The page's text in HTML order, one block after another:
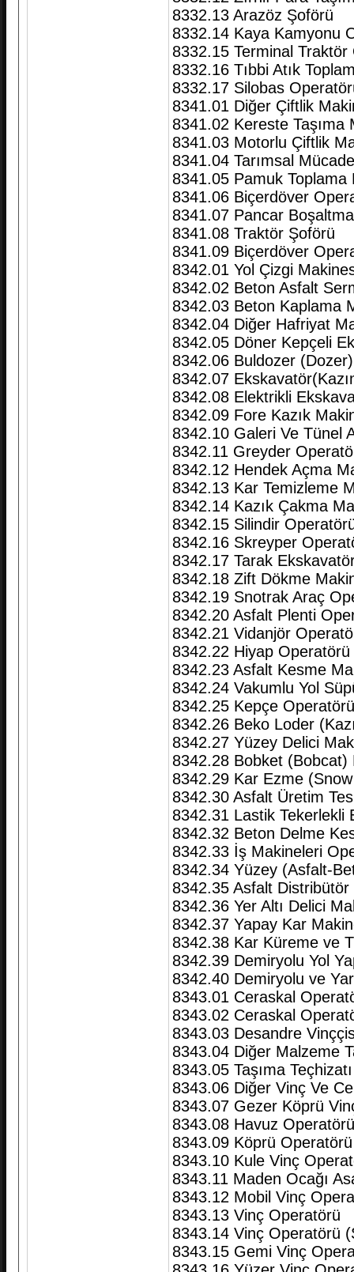
8332.13 Arazöz Şoförü
8332.14 Kaya Kamyonu
8332.15 Terminal
8332.16 Tıbbi Atık
8332.17 Silobas
8341.01 Diğer Çiftlik
8341.02 Kereste Taşıma
8341.03 Motorlu Çiftlik
8341.04 Tarımsal
8341.05 Pamuk
8341.06 Biçerdöver
8341.07 Pancar
8341.08 Traktör Şoförü
8341.09 Biçerdöver
8342.01 Yol Çizgi
8342.02 Beton Asfalt
8342.03 Beton Kaplama
8342.04 Diğer Hafriyat
8342.05 Döner Kepçeli
8342.06 Buldozer
8342.07
8342.08 Elektrikli
8342.09 Fore Kazık
8342.10 Galeri Ve Tünel
8342.11 Greyder
8342.12 Hendek Açma
8342.13 Kar Temizleme
8342.14 Kazık Çakma
8342.15 Silindir
8342.16 Skreyper
8342.17 Tarak
8342.18 Zift Dökme
8342.19 Snotrak Araç
8342.20 Asfalt Plenti
8342.21 Vidanjör
8342.22 Hiyap Operatörü
8342.23 Asfalt Kesme
8342.24 Vakumlu Yol
8342.25 Kepçe Operatörü
8342.26 Beko Loder
8342.27 Yüzey Delici
8342.28 Bobket
8342.29 Kar Ezme
8342.30 Asfalt Üretim
8342.31 Lastik Tekerlekli
8342.32 Beton Delme
8342.33 İş Makineleri
8342.34 Yüzey (Asfalt-
8342.35 Asfalt
8342.36 Yer Altı Delici
8342.37 Yapay Kar
8342.38 Kar Küreme ve
8342.39 Demiryolu Yol
8342.40 Demiryolu ve
8343.01 Ceraskal
8343.02 Ceraskal
8343.03 Desandre
8343.04 Diğer Malzeme
8343.05 Taşıma
8343.06 Diğer Vinç Ve
8343.07 Gezer Köprü
8343.08 Havuz
8343.09 Köprü Operatörü
8343.10 Kule Vinç
8343.11 Maden Ocağı
8343.12 Mobil Vinç
8343.13 Vinç Operatörü
8343.14 Vinç Operatörü
8343.15 Gemi Vinç